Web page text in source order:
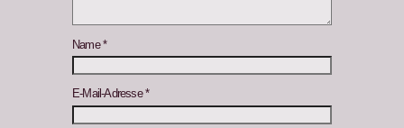
Name*
E-Mail-Adresse*